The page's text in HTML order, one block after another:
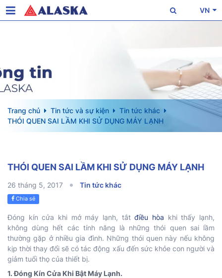
VN
Trang chủ Tin tức và sự kiện
Tin tức khác
THÓI QUEN SAI LẦM KHI SỬ DỤNG MÁY LẠNH
THÓI QUEN SAI LẦM KHI SỬ DỤNG MÁY LẠNH
26 tháng 5, 2017 Tin tức khác
Chia sẻ
Đóng kín cửa khi mở máy lạnh, tắtđiều hòa khi thấy lạnh,
không dùng hết các tính năng là những thói quen sai lầm
thường gặp ở nhiều gia đình. Những thói quen này nếu không
kịp thời thay đổi sẽ có tác động xấu đến sức khỏe con người và
giảm tuổi thọ của thiết bị.
1. Đóng Kín Cửa Khi Bật Máy Lạnh.